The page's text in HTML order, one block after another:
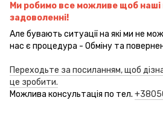
Ми робимо все можливе щоб наші
задоволенні!
Але бувають ситуації на які ми не
нас є процедура - Обміну та
Переходьте за посиланням, щоб
це зробити.
Можлива консультація по тел.